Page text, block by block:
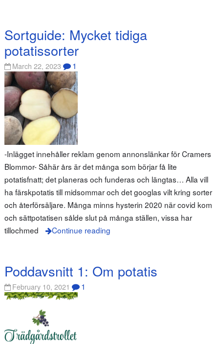
Sortguide: Mycket tidiga
potatissorter
March 22, 2023 1
-Inlägget innehåller reklam genom annonslänkar för Cramers
Blommor- Såhär års är det många som börjar få lite
potatisfnatt; det planeras och funderas och längtas… Alla vill
ha färskpotatis till midsommar och det googlas vilt kring sorter
och återförsäljare. Många minns hysterin 2020 när covid kom
och sättpotatisen sålde slut på många ställen, vissa har
tillochmed
Continue reading
Poddavsnitt 1: Om potatis
February 10, 2021 1